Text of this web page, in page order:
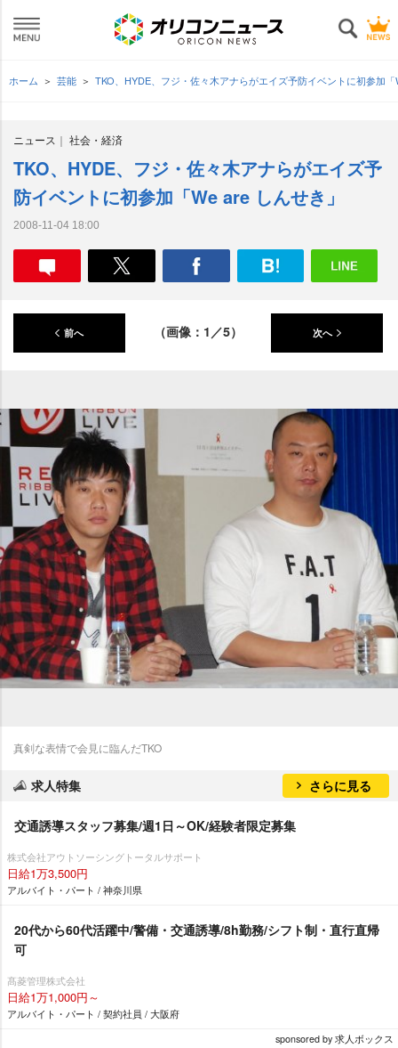
ホーム 芸能 TKO、HYDE、フジ・佐々木アナらがエイズ予防イベントに初参加
ニュース 社会・経済
TKO、HYDE、フジ・佐々木アナらがエイズ予
防イベントに初参加「We are しんせき」
2008-11-04 18:00
前へ （画像：1／5） 次へ
真剣な表情で会見に臨んだTKO
求人特集 さらに見る
交通誘導スタッフ募集/週1日～OK/経験者限定募集
株式会社アウトソーシングトータルサポート
日給1万3,500円
アルバイト・パート / 神奈川県
20代から60代活躍中/警備・交通誘導/8h勤務/シフト制・直行直帰
可
髙菱管理株式会社
日給1万1,000円～
アルバイト・パート / 契約社員 / 大阪府
sponsored by 求人ボックス